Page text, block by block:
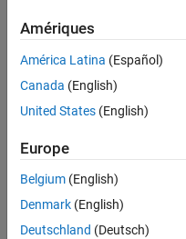
Actuellement,
aucune
offre
d'emploi
correspondant
à vos
critères
de
recherche.
Amériques
América Latina (Español)
Canada (English)
United States (English)
Europe
Belgium (English)
Denmark (English)
Deutschland (Deutsch)